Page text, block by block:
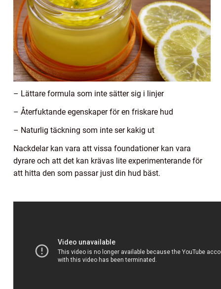
– Lättare formula som inte sätter sig i linjer
– Återfuktande egenskaper för en friskare hud
– Naturlig täckning som inte ser kakig ut
Nackdelar kan vara att vissa foundationer kan vara
dyrare och att det kan krävas lite experimenterande för
att hitta den som passar just din hud bäst.